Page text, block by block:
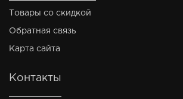
Товары со скидкой
Обратная связь
Карта сайта
Контакты